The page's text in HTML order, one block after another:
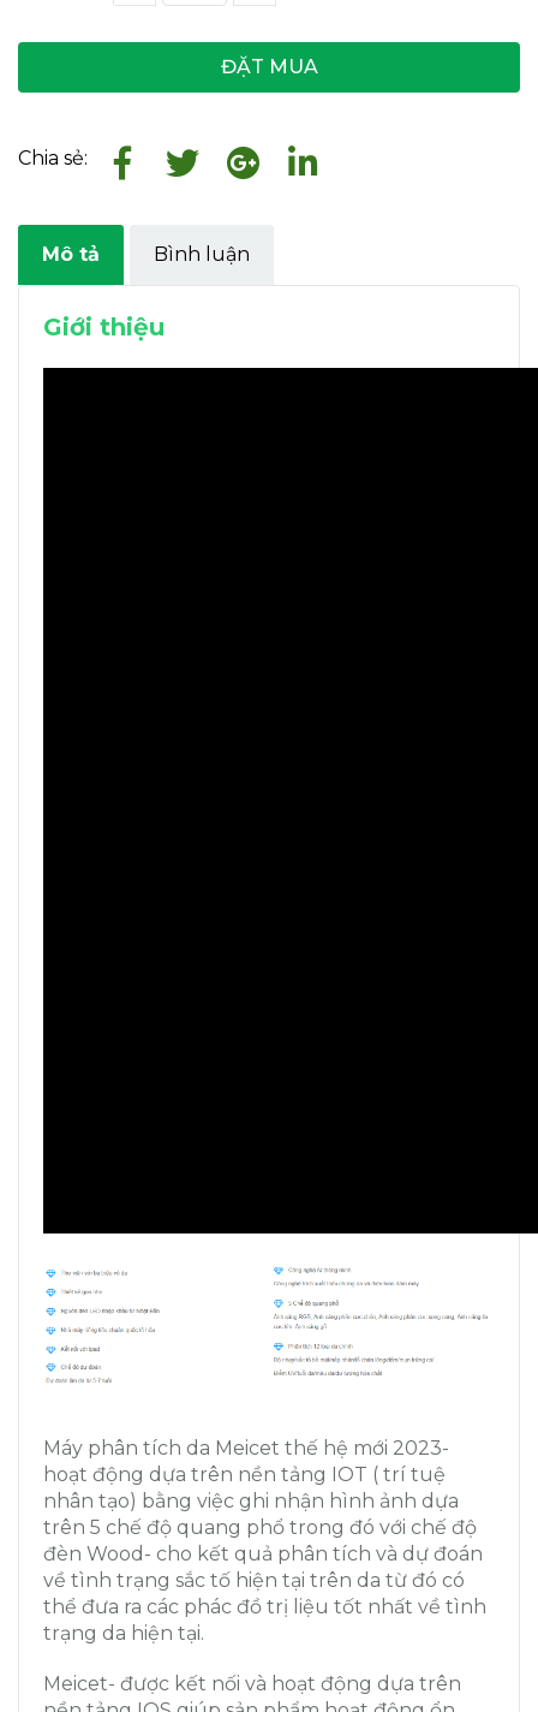
ĐẶT MUA
Chia sẻ:
Mô tả Bình luận
Giới thiệu
Máy phân tích da Meicet thế hệ mới 2023-
hoạt động dựa trên nền tảng IOT ( trí tuệ
nhân tạo) bằng việc ghi nhận hình ảnh dựa
trên 5 chế độ quang phổ trong đó với chế độ
đèn Wood- cho kết quả phân tích và dự đoán
về tình trạng sắc tố hiện tại trên da từ đó có
thể đưa ra các phác đồ trị liệu tốt nhất về tình
trạng da hiện tại.
Meicet- được kết nối và hoạt động dựa trên